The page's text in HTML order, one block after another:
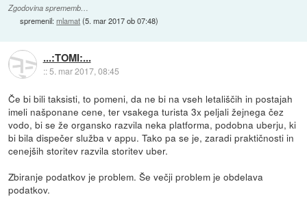
Zgodovina sprememb…
spremenil:mlamat(5. mar 2017 ob 07:48)
...:TOMI:...
::5. mar 2017, 08:45
Če bi bili taksisti, to pomeni, da ne bi na vseh letališčih in postajah
imeli našponane cene, ter vsakega turista 3x peljali žejnega čez
vodo, bi se že organsko razvila neka platforma, podobna uberju, ki
bi bila dispečer služba v appu. Tako pa se je, zaradi praktičnosti in
cenejših storitev razvila storitev uber.
Zbiranje podatkov je problem. Še večji problem je obdelava
podatkov.